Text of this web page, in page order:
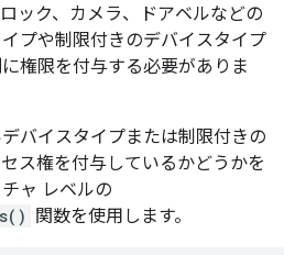
ック、カメラ、ドアベルなどの
プや制限付きのデバイスタイプ
権限を付与する必要がありま
バイスタイプまたは制限付きの
ス権を付与しているかどうかを
ャ レベルの
関数を使用します。